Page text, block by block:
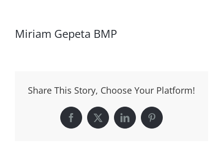
Miriam Gepeta BMP
Share This Story, Choose Your Platform!
Facebook
X LinkedInPinterest